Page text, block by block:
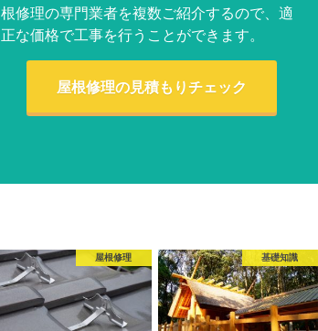
根修理の専門業者を複数ご紹介するので、適
正な価格で工事を行うことができます。
屋根修理の見積もりチェック
屋根修理 基礎知識